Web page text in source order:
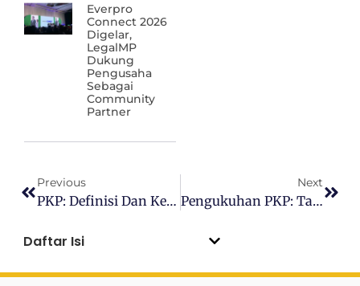
Everpro
Connect 2026
Digelar,
LegalMP
Dukung
Pengusaha
Sebagai
Community
Partner
Previous
PKP: Definisi Dan Keuntungannya
Next
Pengukuhan PKP: Tata Cara Dan Pencabutan
Daftar Isi